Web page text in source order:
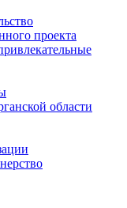
проекта
области